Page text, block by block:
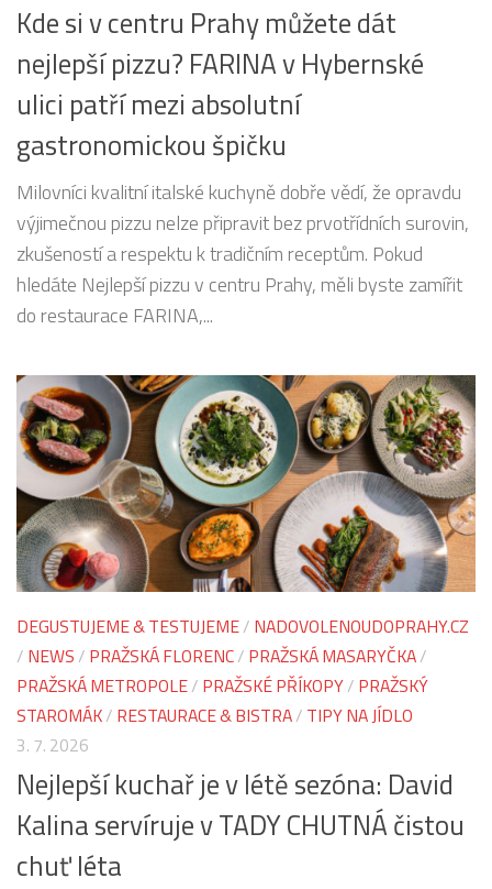
Kde si v centru Prahy můžete dát
nejlepší pizzu? FARINA v Hybernské
ulici patří mezi absolutní
gastronomickou špičku
Milovníci kvalitní italské kuchyně dobře vědí, že opravdu
výjimečnou pizzu nelze připravit bez prvotřídních surovin,
zkušeností a respektu k tradičním receptům. Pokud
hledáte Nejlepší pizzu v centru Prahy, měli byste zamířit
do restaurace FARINA,...
DEGUSTUJEME & TESTUJEME/ NADOVOLENOUDOPRAHY.CZ
/ NEWS / PRAŽSKÁ FLORENC/ PRAŽSKÁ MASARYČKA/
PRAŽSKÁ METROPOLE/ PRAŽSKÉ PŘÍKOPY/ PRAŽSKÝ
STAROMÁK/ RESTAURACE & BISTRA/ TIPY NA JÍDLO
3. 7. 2026
Nejlepší kuchař je v létě sezóna: David
Kalina servíruje v TADY CHUTNÁ čistou
chuť léta